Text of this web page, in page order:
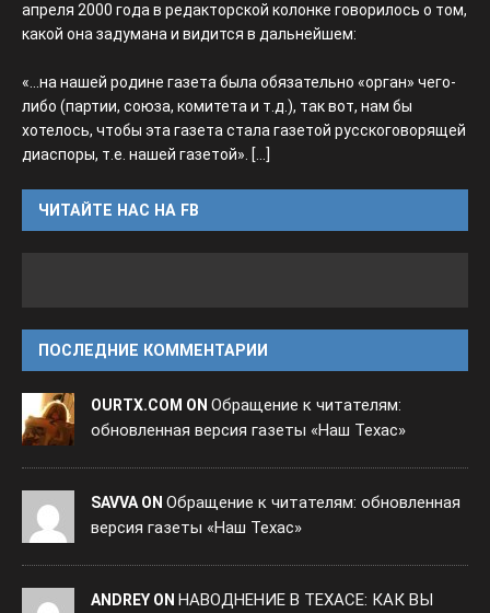
апреля 2000 года в редакторской колонке говорилось о том,
какой она задумана и видится в дальнейшем:
«...на нашей родине газета была обязательно «орган» чего-
либо (партии, союза, комитета и т.д.), так вот, нам бы
хотелось, чтобы эта газета стала газетой русскоговорящей
диаспоры, т.е. нашей газетой». [...]
ЧИТАЙТЕ НАС НА FB
ПОСЛЕДНИЕ КОММЕНТАРИИ
OURTX.COM ON Обращение к читателям:
обновленная версия газеты «Наш Техас»
SAVVA ON Обращение к читателям: обновленная
версия газеты «Наш Техас»
ANDREY ON НАВОДНЕНИЕ В ТЕХАСЕ: КАК ВЫ